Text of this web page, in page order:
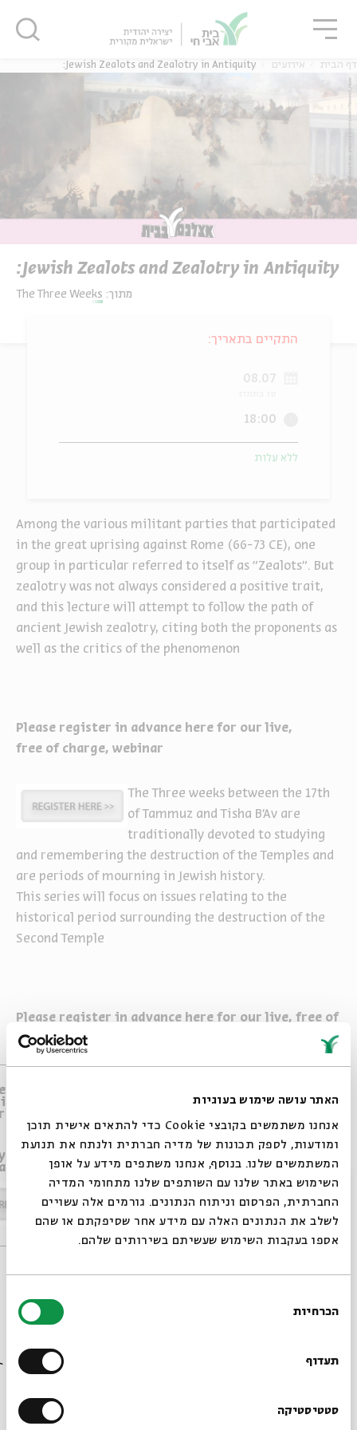
האתר עושה שימוש בעוגיות
אנחנו משתמשים בקובצי Cookie כדי להתאים אישית תוכן
ומודעות, לספק תכונות של מדיה חברתית ולנתח את תנועת
המשתמשים שלנו. בנוסף, אנחנו משתפים מידע על אופן
השימוש באתר שלנו עם השותפים שלנו מתחומי המדיה
החברתית, הפרסום וניתוח הנתונים. גורמים אלה עשויים
לשלב את הנתונים האלה עם מידע אחר שסיפקתם או שהם
אספו בעקבות השימוש שעשיתם בשירותים שלהם.
הסכמה
הכרחיות
תעדוף
סטטיסטיקה
דף הבית אירועים Jewish Zealots and Zealotry in Antiquity:
Jewish Zealots and Zealotry in Antiquity:
מתוך: The Three Weeks
Among the various militant parties that participated
in the great uprising against Rome (66-73 CE), one
group in particular referred to itself as "Zealots". But
zealotry was not always considered a positive trait,
and this lecture will attempt to follow the path of
ancient Jewish zealotry, citing both the proponents as
well as the critics of the phenomenon
Please register in advance here for our live,
free of charge, webinar
The Three weeks between the 17th
of Tammuz and Tisha B'Av are
traditionally devoted to studying
and remembering the destruction of the Temples and
are periods of mourning in Jewish history.
This series will focus on issues relating to the
historical period surrounding the destruction of the
Second Temple
Please register in advance here for our live, free of
Rabbinic
and Reality
Wed | July 22
and Responses to
Wed | July 15
6pm (11am EST)
and
Antiquity -
Villains?
8
EST)
התקיים בתאריך:
08.07
18:00
ללא עלות
סגור
סגור